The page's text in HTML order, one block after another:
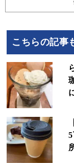
こちらの記事